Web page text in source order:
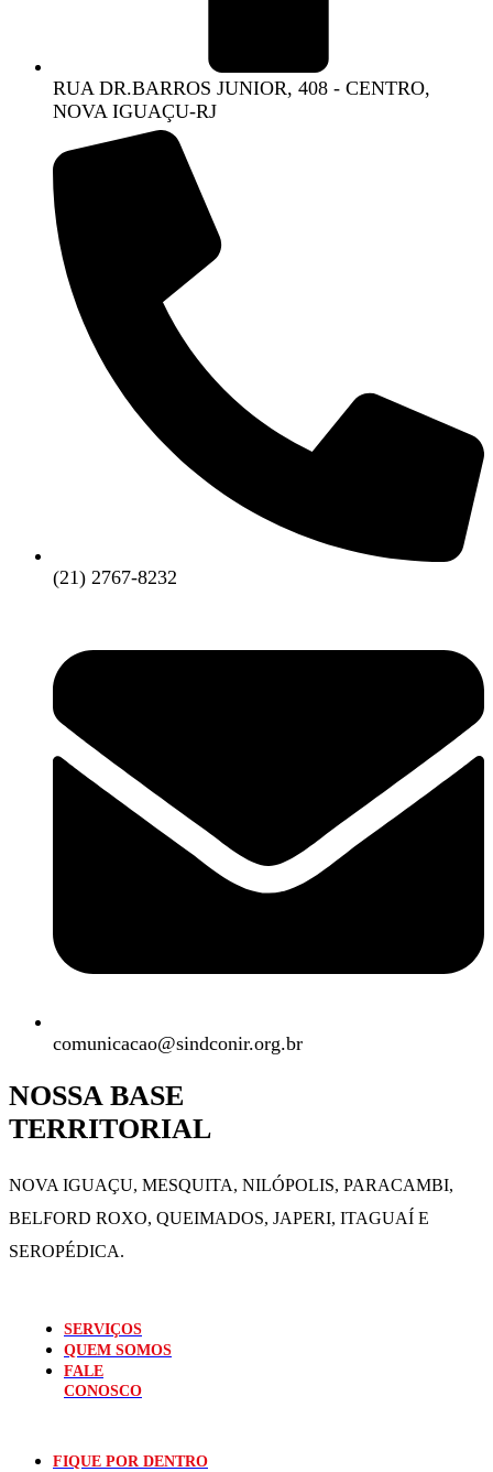
RUA DR.BARROS JUNIOR, 408 - CENTRO,
NOVA IGUAÇU-RJ
(21) 2767-8232
comunicacao@sindconir.org.br
NOSSA BASE
TERRITORIAL
NOVA IGUAÇU, MESQUITA, NILÓPOLIS, PARACAMBI,
BELFORD ROXO, QUEIMADOS, JAPERI, ITAGUAÍ E
SEROPÉDICA.
SERVIÇOS
QUEM SOMOS
FALE
CONOSCO
FIQUE POR DENTRO